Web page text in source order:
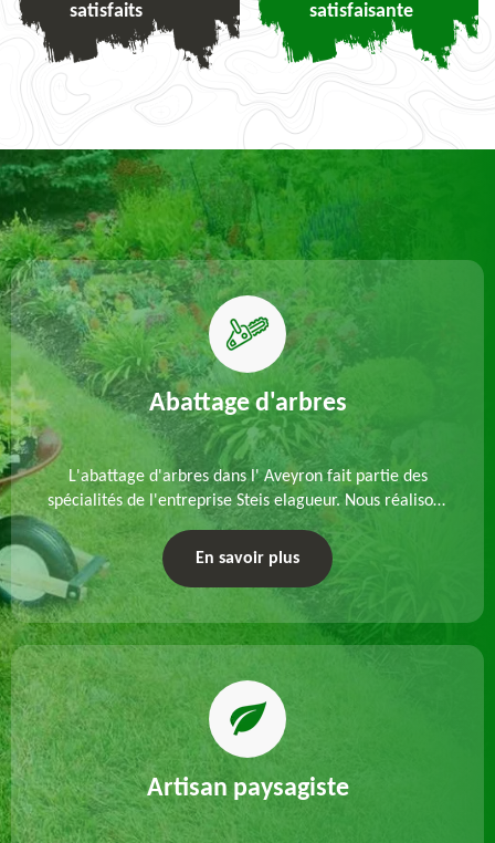
satisfaits
satisfaisante
Abattage d'arbres
L'abattage d'arbres dans l' Aveyron fait partie des
spécialités de l'entreprise Steis elagueur. Nous réalisons
un abattage direct ou par démontage, tenant compte
des particularités du site et des végétaux.
En savoir plus
Artisan paysagiste